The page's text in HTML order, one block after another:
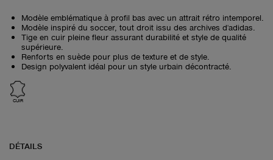
Modèle emblématique à profil bas avec un attrait rétro intemporel.
Modèle inspiré du soccer, tout droit issu des archives d'adidas.
Tige en cuir pleine fleur assurant durabilité et style de qualité
supérieure.
Renforts en suède pour plus de texture et de style.
Design polyvalent idéal pour un style urbain décontracté.
CUIR
DÉTAILS